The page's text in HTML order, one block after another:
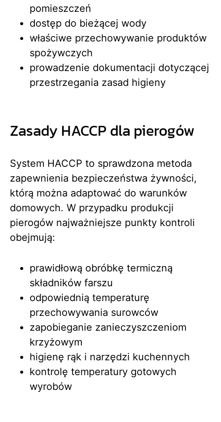
pomieszczeń
dostęp do bieżącej wody
właściwe przechowywanie produktów
spożywczych
prowadzenie dokumentacji dotyczącej
przestrzegania zasad higieny
Zasady HACCP dla pierogów
System HACCP to sprawdzona metoda
zapewnienia bezpieczeństwa żywności,
którą można adaptować do warunków
domowych. W przypadku produkcji
pierogów najważniejsze punkty kontroli
obejmują:
prawidłową obróbkę termiczną
składników farszu
odpowiednią temperaturę
przechowywania surowców
zapobieganie zanieczyszczeniom
krzyżowym
higienę rąk i narzędzi kuchennych
kontrolę temperatury gotowych
wyrobów